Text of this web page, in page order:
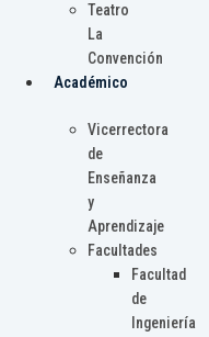
Teatro
La
Convención
Académico
Vicerrectora
de
Enseñanza
y
Aprendizaje
Facultades
Facultad
de
Ingeniería